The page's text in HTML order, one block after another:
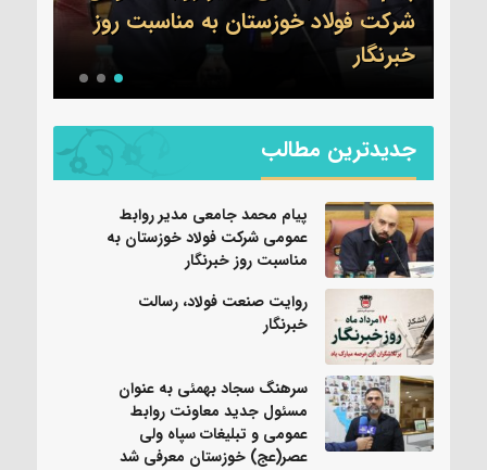
روایت صنعت فولاد،‌ رسالت خبرنگار
جدیدترین مطالب
پیام محمد جامعی مدیر روابط
عمومی شرکت فولاد خوزستان به
مناسبت روز خبرنگار
روایت صنعت فولاد،‌ رسالت
خبرنگار
سرهنگ سجاد بهمئی به عنوان
مسئول جدید معاونت روابط
عمومی و تبلیغات سپاه ولی
عصر(عج) خوزستان معرفی شد